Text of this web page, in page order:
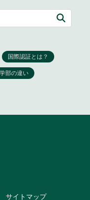
サイトマップ